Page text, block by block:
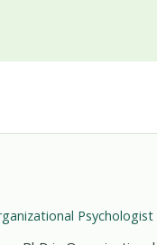
Psychologist